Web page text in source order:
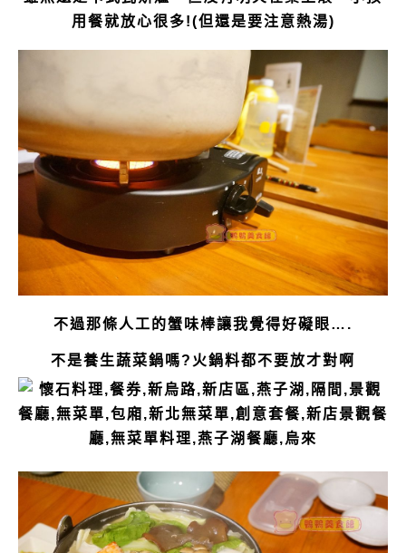
用餐就放心很多!(但還是要注意熱湯)
不過那條人工的蟹味棒讓我覺得好礙眼….
不是養生蔬菜鍋嗎?火鍋料都不要放才對啊